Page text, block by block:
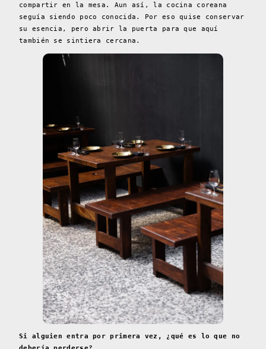
compartir en la mesa. Aun así, la cocina coreana
seguía siendo poco conocida. Por eso quise conservar
su esencia, pero abrir la puerta para que aquí
también se sintiera cercana.
Si alguien entra por primera vez, ¿qué es lo que no